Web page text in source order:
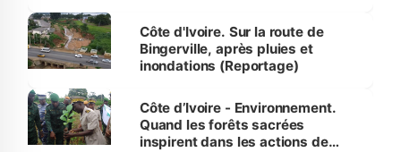
(Alassane Ouattara
Côte d'Ivoire. Sur la route de
Bingerville, après pluies et
inondations (Reportage)
Côte d’Ivoire - Environnement.
Quand les forêts sacrées
inspirent dans les actions de